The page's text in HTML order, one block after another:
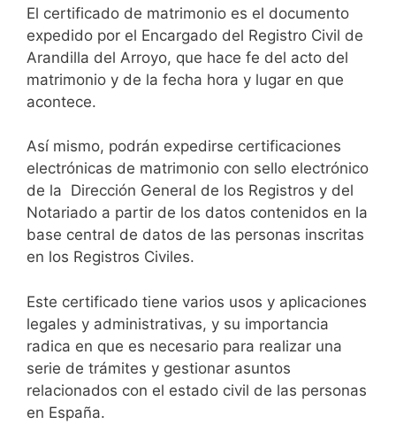
El certificado de matrimonio es el documento
expedido por el Encargado del Registro Civil de
Arandilla del Arroyo, que hace fe del acto del
matrimonio y de la fecha hora y lugar en que
acontece.
Así mismo, podrán expedirse certificaciones
electrónicas de matrimonio con sello electrónico
de la Dirección General de los Registros y del
Notariado a partir de los datos contenidos en la
base central de datos de las personas inscritas
en los Registros Civiles.
Este certificado tiene varios usos y aplicaciones
legales y administrativas, y su importancia
radica en que es necesario para realizar una
serie de trámites y gestionar asuntos
relacionados con el estado civil de las personas
en España.